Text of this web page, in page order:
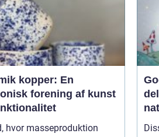
kopper: En
forening af kunst
hvor masseproduktion